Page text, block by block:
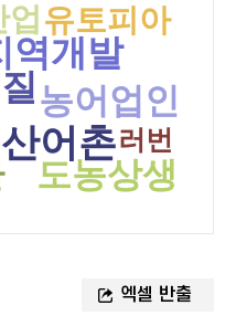
어촌
역개발
농어업인
도농상생
유토피아
러번